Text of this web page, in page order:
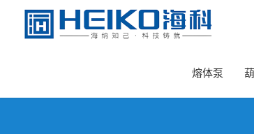
葫芦娃旧版本安卓下载入口,葫芦娃污下载入口网站,葫芦
熔体泵